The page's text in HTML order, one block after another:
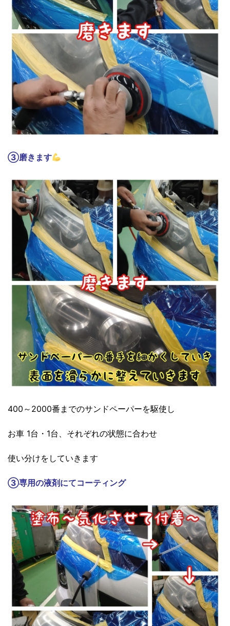
③磨きます
400～2000番までのサンドペーパーを駆使し
お車 1台・1台、それぞれの状態に合わせ
使い分けをしていきます
③専用の液剤にてコーティング